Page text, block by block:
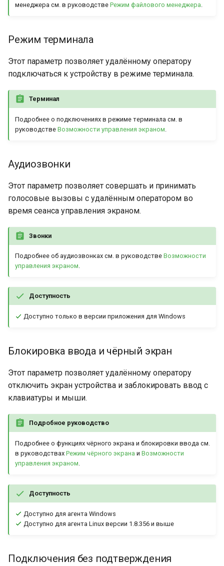
менеджера см. в руководстве Режим файлового менеджера
Режим терминала
Этот параметр позволяет удалённому оператору
подключаться к устройству в режиме терминала.
Терминал
Подробнее о подключениях в режиме терминала см. в
руководстве Возможности управления экраном
Аудиозвонки
Этот параметр позволяет совершать и принимать
голосовые вызовы с удалённым оператором во
время сеанса управления экраном.
Звонки
Подробнее об аудиозвонках см. в руководстве Возможности
управления экраном.
Доступность
Доступно только в версии приложения для Windows
Блокировка ввода и чёрный экран
Этот параметр позволяет удалённому оператору
отключить экран устройства и заблокировать ввод с
клавиатуры и мыши.
Подробное руководство
Подробнее о функциях чёрного экрана и блокировки ввода см.
в руководствах Режим чёрного экрана и Возможности
управления экраном
Доступность
Доступно для агента Windows
Доступно для агента Linux версии 1.8.356 и выше
Подключения без подтверждения